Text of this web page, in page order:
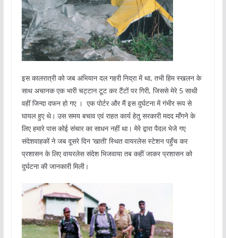
इस कालरात्री को जब अभियान दल गहरी निद्रा में था, तभी हिम स्‍खलन के
साथ अचानक एक भारी चट्टान टूट कर टैंटों पर गिरी, जिससे मेरे 5 साथी
वहीं जिन्‍दा दफन हो गए । एक पोर्टर और मैं इस दुर्घटना में गंभीर रूप से
घायल हुए थे। उस समय बचाव एवं राहत कार्य हेतु सरकारी मदद मॉंगने के
लिए हमारे पास कोई संचार का साधन नहीं था। मेरे द्वारा पैदल भेजे गए
संदेशवाहकों ने जब दूसरे दिन ‘खाती’ स्थित वायरलेस स्‍टेशन पहुँच कर
प्रशासन के लिए वायरलेस संदेश भिजवाया तब कहीं जाकर प्रशासन को
दुर्घटना की जानकारी मिली।